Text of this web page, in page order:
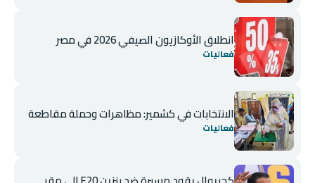
انطلاق الأوكازيون الصيفي 2026 في مصر
فعاليات
الانتخابات في كشمير: مظاهرات وحملة مقاطعة
فعاليات